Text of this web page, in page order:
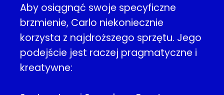
Aby osiągnąć swoje specyficzne
brzmienie, Carlo niekoniecznie
korzysta z najdroższego sprzętu. Jego
podejście jest raczej pragmatyczne i
kreatywne: